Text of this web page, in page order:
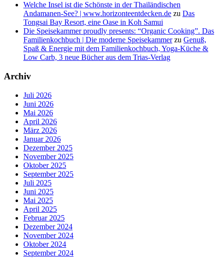
Welche Insel ist die Schönste in der Thailändischen
Andamanen-See? | www.horizonteentdecken.de zu Das
Tongsai Bay Resort, eine Oase in Koh Samui
Die Speisekammer proudly presents: “Organic Cooking”. Das
Familienkochbuch | Die moderne Speisekammerzu Genuß,
Spaß & Energie mit dem Familienkochbuch, Yoga-Küche &
Low Carb, 3 neue Bücher aus dem Trias-Verlag
Archiv
Juli 2026
Juni 2026
Mai 2026
April 2026
März 2026
Januar 2026
Dezember 2025
November 2025
Oktober 2025
September 2025
Juli 2025
Juni 2025
Mai 2025
April 2025
Februar 2025
Dezember 2024
November 2024
Oktober 2024
September 2024